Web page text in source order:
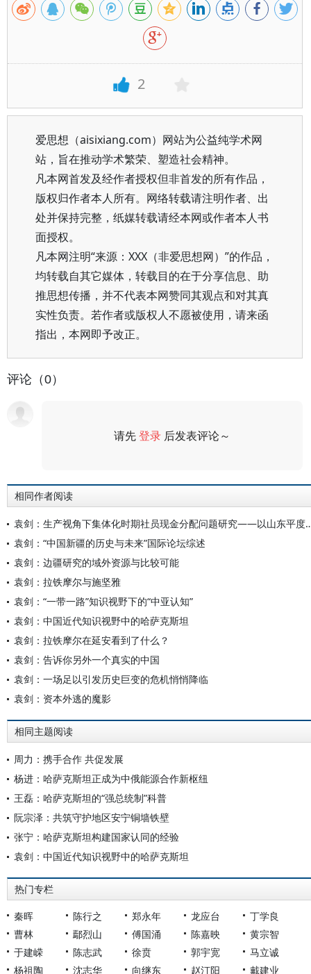
2
爱思想（aisixiang.com）网站为公益纯学术网
站，旨在推动学术繁荣、塑造社会精神。
凡本网首发及经作者授权但非首发的所有作品，
版权归作者本人所有。网络转载请注明作者、出
处并保持完整，纸媒转载请经本网或作者本人书
面授权。
凡本网注明“来源：XXX（非爱思想网）”的作品，
均转载自其它媒体，转载目的在于分享信息、助
推思想传播，并不代表本网赞同其观点和对其真
实性负责。若作者或版权人不愿被使用，请来函
指出，本网即予改正。
评论（0）
请先登录 后发表评论～
相同作者阅读
袁剑：生产视角下集体化时期社
袁剑：“中国新疆的历史与未来”国际论坛综述
袁剑：边疆研究的域外资源与比较可能
袁剑：拉铁摩尔与施坚雅
袁剑：“一带一路”知识视野下的“中亚认知”
袁剑：中国近代知识视野中的哈萨克斯坦
袁剑：拉铁摩尔在延安看到了什么？
袁剑：告诉你另外一个真实的中国
袁剑：一场足以引发历史巨变的危机悄悄降临
袁剑：资本外逃的魔影
相同主题阅读
周力：携手合作 共促发展
杨进：哈萨克斯坦正成为中俄能源合作新枢纽
王磊：哈萨克斯坦的“强总统制”科普
阮宗泽：共筑守护地区安宁铜墙铁壁
张宁：哈萨克斯坦构建国家认同的经验
袁剑：中国近代知识视野中的哈萨克斯坦
热门专栏
秦晖 陈行之 郑永年 龙应台
丁学良
曹林
鄢烈山 傅国涌 陈嘉映
黄宗智
于建嵘
陈志武 徐贲 郭宇宽
马立诚
杨祖陶
沈志华 向继东 赵汀阳 戴建业